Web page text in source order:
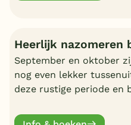
Heerlijk nazomeren
September en oktober
nog even lekker
deze rustige periode en